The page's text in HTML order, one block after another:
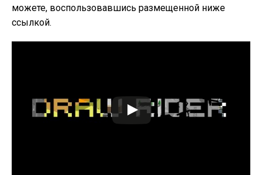
можете, воспользовавшись размещенной ниже
ссылкой.